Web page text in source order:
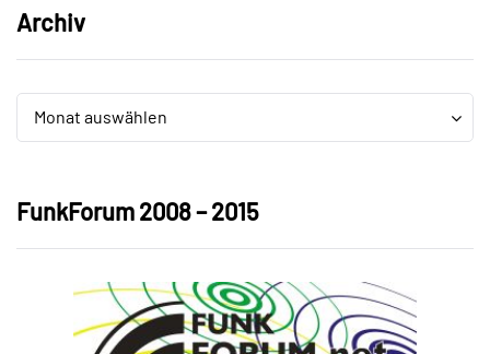
Archiv
Archiv
Monat auswählen
Archiv
FunkForum 2008 – 2015